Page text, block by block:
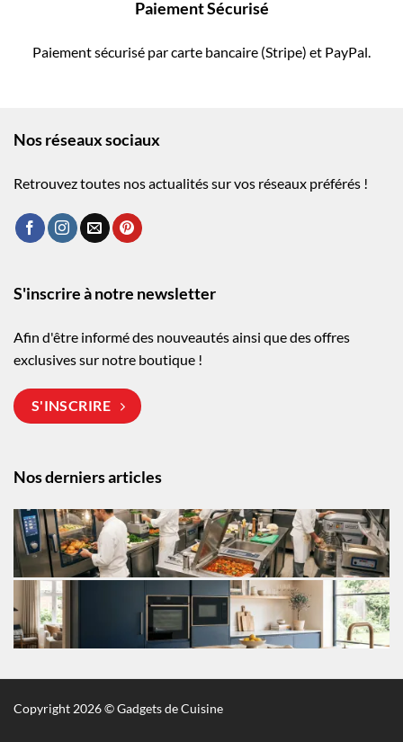
Paiement Sécurisé
Paiement sécurisé par carte bancaire (Stripe) et PayPal.
Nos réseaux sociaux
Retrouvez toutes nos actualités sur vos réseaux préférés !
Nos derniers articles
S'inscrire à notre newsletter
Afin d'être informé des nouveautés ainsi que des offres
exclusives sur notre boutique !
S'INSCRIRE
Copyright 2026 © Gadgets de Cuisine